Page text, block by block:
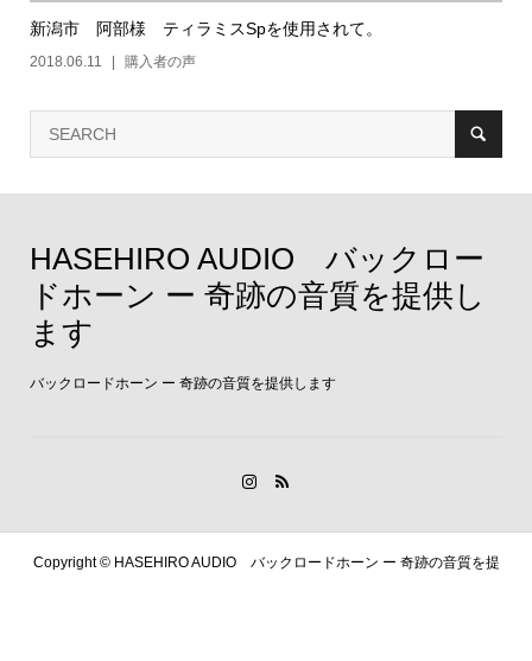
新潟市 阿部様 ティラミスSpを使用されて。
2018.06.11 購入者の声
HASEHIRO AUDIO バックロー
ドホーン ー 奇跡の音質を提供し
ます
バックロードホーン ー 奇跡の音質を提供します
Copyright ©HASEHIRO AUDIO バックロードホーン ー 奇跡の音質を提